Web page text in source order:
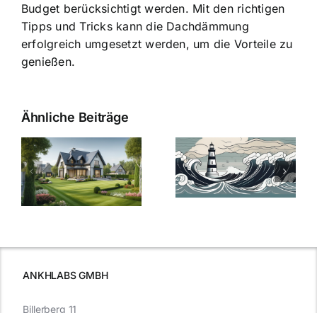
Budget berücksichtigt werden. Mit den richtigen
Tipps und Tricks kann die Dachdämmung
erfolgreich umgesetzt werden, um die Vorteile zu
genießen.
Ähnliche Beiträge
Bauzinsen im
Sturm: Die
aktuelle
Entwicklung
Die Evolution
der
Bauzinsen: Ein
Blick in die
ANKHLABS GMBH
Billerberg 11